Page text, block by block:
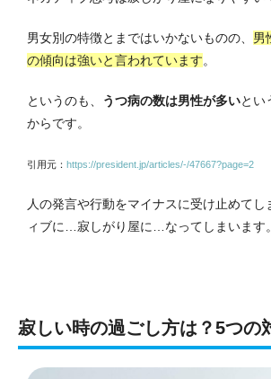
男女別の特徴とまではいかないものの、 男
の傾向は強いと言われています。
というのも、 うつ病の数は男性が多いとい
からです。
引用元： https://president.jp/articles/-/47667?page=2
人の発言や行動をマイナスに受け止めてし
ィブに…寂しがり屋に…なってしまいます。
寂しい時の過ごし方は？5つの